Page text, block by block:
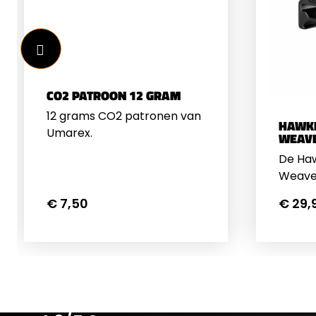
CO2 PATROON 12 GRAM
12 grams CO2 patronen van
Umarex.
€ 7,50
De
hoge
alle
€